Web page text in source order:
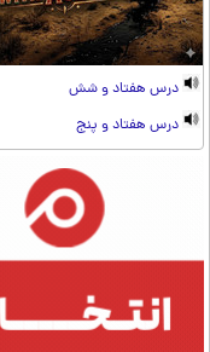
درس هفتاد و شش
درس هفتاد و پنج